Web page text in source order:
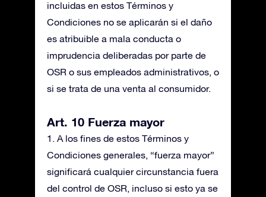
incluidas en estos Términos y
Condiciones no se aplicarán si el daño
es atribuible a mala conducta o
imprudencia deliberadas por parte de
OSR o sus empleados administrativos, o
si se trata de una venta al consumidor.
Art. 10 Fuerza mayor
1. A los fines de estos Términos y
Condiciones generales, “fuerza mayor”
significará cualquier circunstancia fuera
del control de OSR, incluso si esto ya se